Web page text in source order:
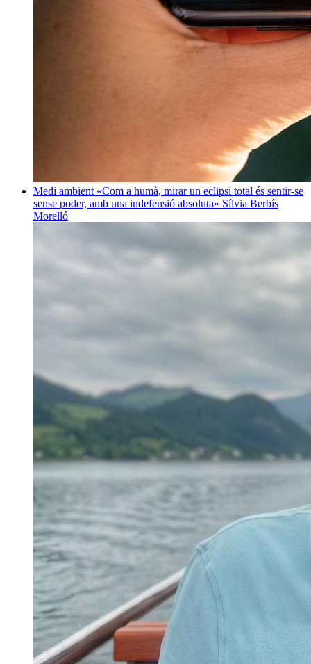
Medi ambient «Com a humà, mirar un eclipsi total és sentir-se
sense poder, amb una indefensió absoluta» Sílvia Berbís
Morelló